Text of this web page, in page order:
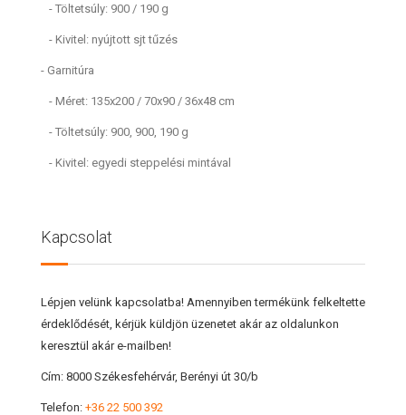
- Töltetsúly: 900 / 190 g
- Kivitel: nyújtott sjt tűzés
- Garnitúra
- Méret: 135x200 / 70x90 / 36x48 cm
- Töltetsúly: 900, 900, 190 g
- Kivitel: egyedi steppelési mintával
Kapcsolat
Lépjen velünk kapcsolatba! Amennyiben termékünk felkeltette
érdeklődését, kérjük küldjön üzenetet akár az oldalunkon
keresztül akár e-mailben!
Cím: 8000 Székesfehérvár, Berényi út 30/b
Telefon: +36 22 500 392